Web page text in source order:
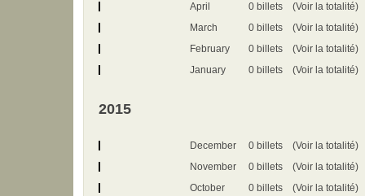
April
0 billets
(Voir la totalité)
March
0 billets
(Voir la totalité)
February
0 billets
(Voir la totalité)
January
0 billets (Voir la totalité)
2015
December 0 billets
(Voir la totalité)
November
0 billets
(Voir la totalité)
October
0 billets
(Voir la totalité)